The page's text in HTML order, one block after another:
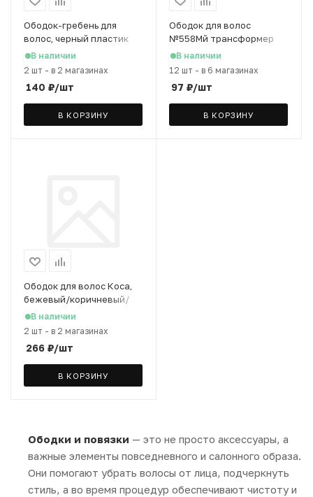
Ободок-гребень для
волос, черный пластик
В наличии
2 шт - в 2 магазинах
140 ₽/шт
В КОРЗИНУ
Ободок для волос
№558Мй трансформер
цвет бежевый
В наличии
12 шт - в 6 магазинах
97 ₽/шт
В КОРЗИНУ
Ободок для волос Коса,
бежевый/коричневый/
черный
В наличии
2 шт - в 2 магазинах
266 ₽/шт
В КОРЗИНУ
Ободки и повязки — это не просто аксессуары, а
важные элементы повседневного и салонного образа.
Они помогают убрать волосы от лица, подчеркнуть
стиль, а во время процедур обеспечивают чистоту и